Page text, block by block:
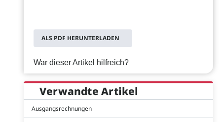
ALS PDF HERUNTERLADEN
War dieser Artikel hilfreich?
Verwandte Artikel
Ausgangsrechnungen